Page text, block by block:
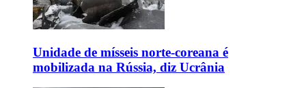
Unidade de mísseis norte-coreana é
mobilizada na Rússia, diz Ucrânia